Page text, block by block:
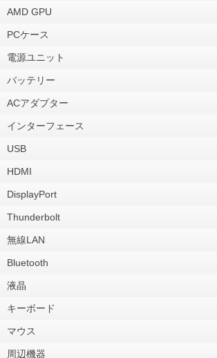
AMD GPU
PCケース
電源ユニット
バッテリー
ACアダプター
インターフェース
USB
HDMI
DisplayPort
Thunderbolt
無線LAN
Bluetooth
液晶
キーボード
マウス
周辺機器